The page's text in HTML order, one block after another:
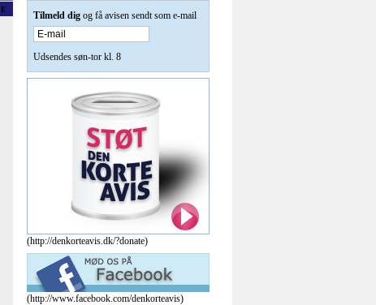
LEVERET AF NYHEDSBUREAUET
17. MAJ 16:02
Leder af Syriens opposition træder tilbage
Splittet opposition står uden leder efter omstridt
genvalg af SNC-leder.